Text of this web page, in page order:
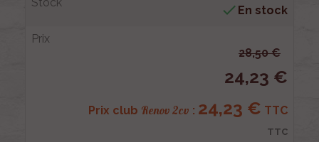
 En stock
28,50 €
24,23 €
Prix club Renov 2cv : 24,23 € TTC
TTC